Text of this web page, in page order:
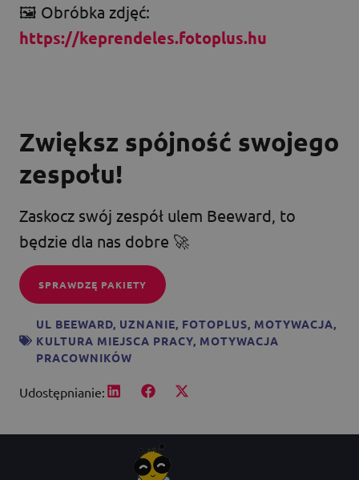
🖼️ Obróbka zdjęć:
https://keprendeles.fotoplus.hu
Zwiększ spójność swojego
zespołu!
Zaskocz swój zespół ulem Beeward, to
będzie dla nas dobre 🚀
SPRAWDZĘ PAKIETY
UL BEEWARD, UZNANIE, FOTOPLUS, MOTYWACJA,
KULTURA MIEJSCA PRACY, MOTYWACJA
PRACOWNIKÓW
Udostępnianie: